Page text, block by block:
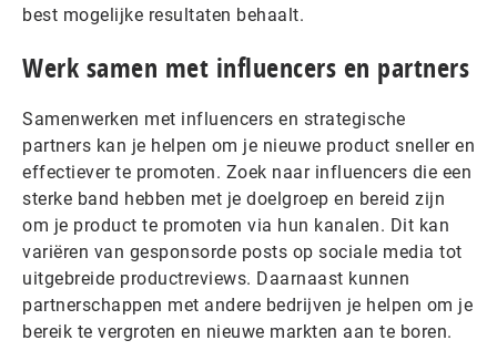
best mogelijke resultaten behaalt.
Werk samen met influencers en partners
Samenwerken met influencers en strategische
partners kan je helpen om je nieuwe product sneller en
effectiever te promoten. Zoek naar influencers die een
sterke band hebben met je doelgroep en bereid zijn
om je product te promoten via hun kanalen. Dit kan
variëren van gesponsorde posts op sociale media tot
uitgebreide productreviews. Daarnaast kunnen
partnerschappen met andere bedrijven je helpen om je
bereik te vergroten en nieuwe markten aan te boren.